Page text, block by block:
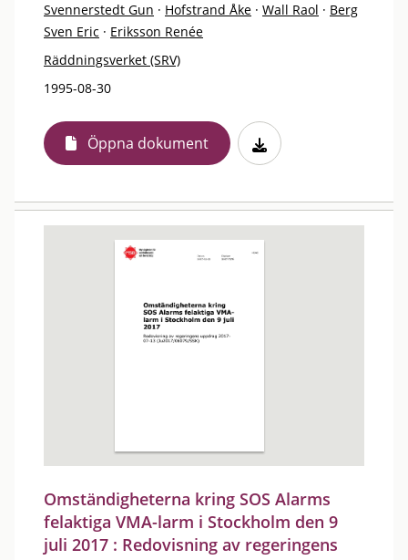
Svennerstedt Gun · Hofstrand Åke · Wall Raol · Berg
Sven Eric · Eriksson Renée
Räddningsverket (SRV)
1995-08-30
Öppna dokument
Omständigheterna kring SOS Alarms
felaktiga VMA-larm i Stockholm den 9
juli 2017 : Redovisning av regeringens